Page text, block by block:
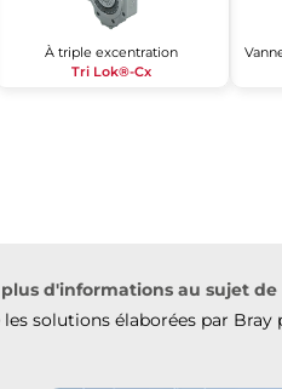
À triple excentration
Tri Lok®-Cx
d'informations au sujet de
solutions élaborées par